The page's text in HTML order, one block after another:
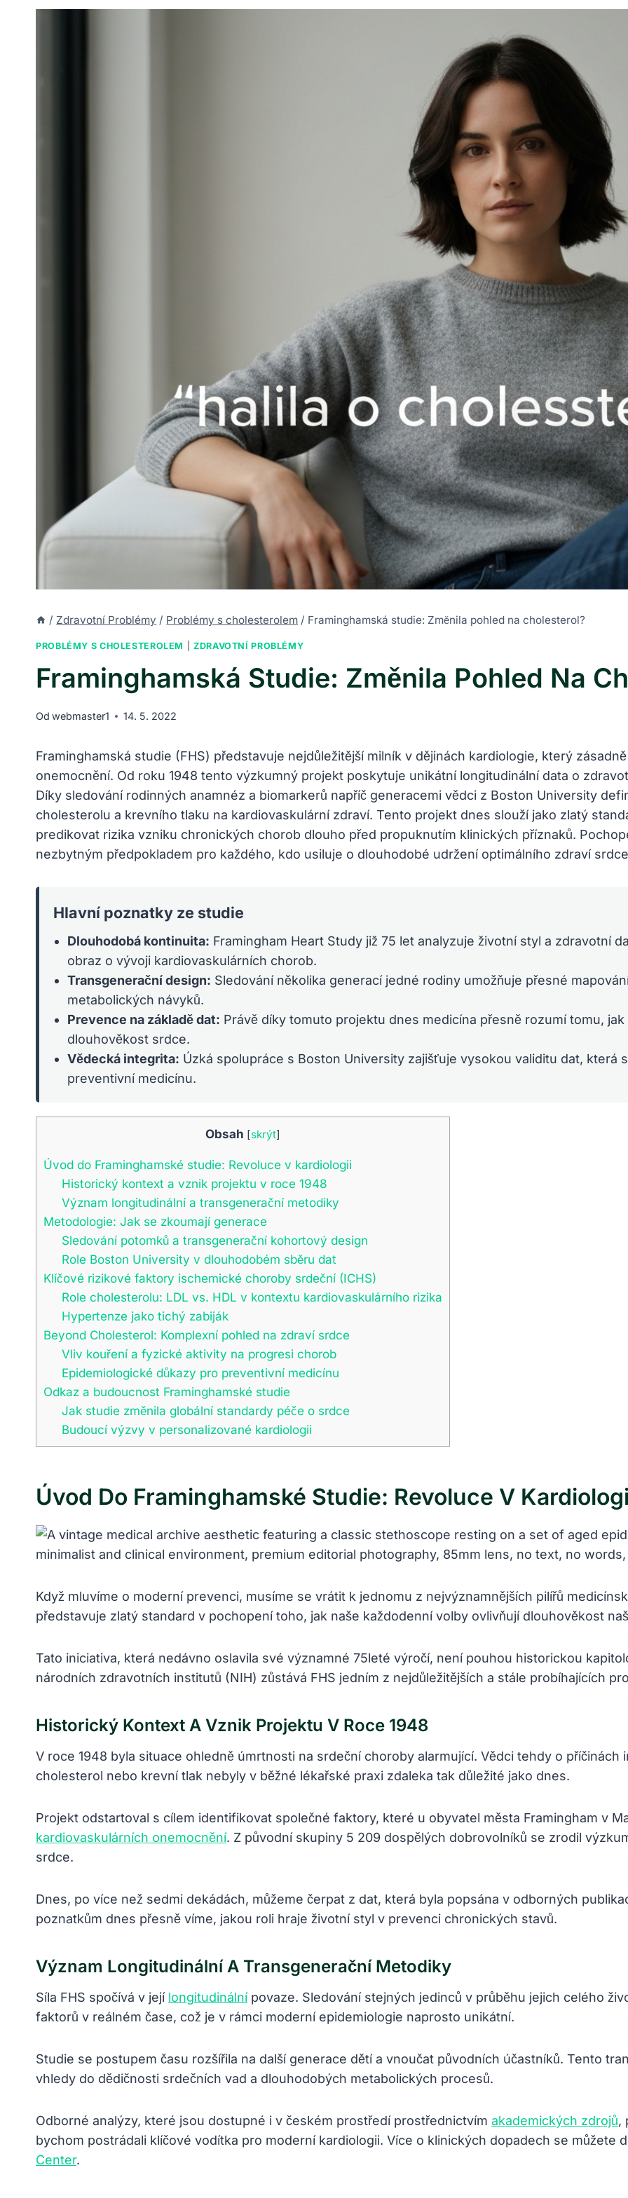
/ Zdravotní Problémy / Problémy s cholesterolem / Framinghamská studie: Změnila pohled na cholesterol?
PROBLÉMY S CHOLESTEROLEM |ZDRAVOTNÍ PROBLÉMY
Framinghamská Studie: Změnila Pohled Na
Od webmaster1 14. 5. 2022
Framinghamská studie (FHS) představuje nejdůležitější milník v dějinách kardiologie, který
onemocnění. Od roku 1948 tento výzkumný projekt poskytuje unikátní longitudinální data o
Díky sledování rodinných anamnéz a biomarkerů napříč generacemi vědci z Boston University
cholesterolu a krevního tlaku na kardiovaskulární zdraví. Tento projekt dnes slouží jako zlatý
predikovat rizika vzniku chronických chorob dlouho před propuknutím klinických příznaků.
nezbytným předpokladem pro každého, kdo usiluje o dlouhodobé udržení optimálního zdraví
Hlavní poznatky ze studie
Dlouhodobá kontinuita: Framingham Heart Study již 75 let analyzuje životní styl a zdravotní
obraz o vývoji kardiovaskulárních chorob.
Transgenerační design: Sledování několika generací jedné rodiny umožňuje přesné
metabolických návyků.
Prevence na základě dat: Právě díky tomuto projektu dnes medicína přesně rozumí tomu,
dlouhověkost srdce.
Vědecká integrita: Úzká spolupráce s Boston University zajišťuje vysokou validitu dat, která
preventivní medicínu.
Obsah [skrýt]
Úvod do Framinghamské studie: Revoluce v kardiologii
Historický kontext a vznik projektu v roce 1948
Význam longitudinální a transgenerační metodiky
Metodologie: Jak se zkoumají generace
Sledování potomků a transgenerační kohortový design
Role Boston University v dlouhodobém sběru dat
Klíčové rizikové faktory ischemické choroby srdeční (ICHS)
Role cholesterolu: LDL vs. HDL v kontextu kardiovaskulárního rizika
Hypertenze jako tichý zabiják
Beyond Cholesterol: Komplexní pohled na zdraví srdce
Vliv kouření a fyzické aktivity na progresi chorob
Epidemiologické důkazy pro preventivní medicínu
Odkaz a budoucnost Framinghamské studie
Jak studie změnila globální standardy péče o srdce
Budoucí výzvy v personalizované kardiologii
Úvod Do Framinghamské Studie: Revoluce V
Když mluvíme o moderní prevenci, musíme se vrátit k jednomu z nejvýznamnějších pilířů
představuje zlatý standard v pochopení toho, jak naše každodenní volby ovlivňují dlouhověkost
Tato iniciativa, která nedávno oslavila své významné 75leté výročí, není pouhou historickou
národních zdravotních institutů (NIH) zůstává FHS jedním z nejdůležitějších a stále probíhajících
Historický Kontext A Vznik Projektu V Roce 1948
V roce 1948 byla situace ohledně úmrtnosti na srdeční choroby alarmující. Vědci tehdy o
cholesterol nebo krevní tlak nebyly v běžné lékařské praxi zdaleka tak důležité jako dnes.
Projekt odstartoval s cílem identifikovat společné faktory, které u obyvatel města Framingham v
kardiovaskulárních onemocnění. Z původní skupiny 5 209 dospělých dobrovolníků se zrodil
srdce.
Dnes, po více než sedmi dekádách, můžeme čerpat z dat, která byla popsána v odborných
poznatkům dnes přesně víme, jakou roli hraje životní styl v prevenci chronických stavů.
Význam Longitudinální A Transgenerační Metodiky
Síla FHS spočívá v její longitudinálnípovaze. Sledování stejných jedinců v průběhu jejich celého
faktorů v reálném čase, což je v rámci moderní epidemiologie naprosto unikátní.
Studie se postupem času rozšířila na další generace dětí a vnoučat původních účastníků. Tento
vhledy do dědičnosti srdečních vad a dlouhodobých metabolických procesů.
Odborné analýzy, které jsou dostupné i v českém prostředí prostřednictvím akademických zdrojů,
bychom postrádali klíčové vodítka pro moderní kardiologii. Více o klinických dopadech se můžete
Center.